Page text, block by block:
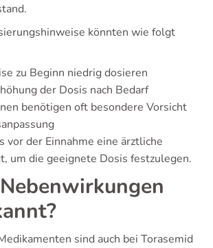
könnten wie folgt
zu Beginn niedrig dosieren
der Dosis nach Bedarf
benötigen oft besondere Vorsicht
vor der Einnahme eine ärztliche
um die geeignete Dosis festzulegen.
sind auch bei Torasemid